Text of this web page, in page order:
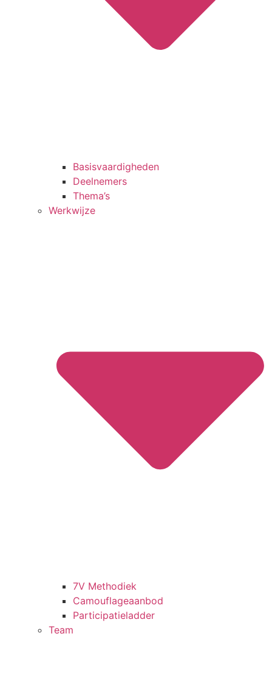
Basisvaardigheden
Deelnemers
Thema’s
Werkwijze
7V Methodiek
Camouflageaanbod
Participatieladder
Team